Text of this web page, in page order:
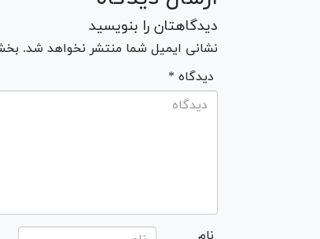
دیدگاهتان را بنویسید
نشانی ایمیل شما منتشر نخواهد شد.
* دیدگاه